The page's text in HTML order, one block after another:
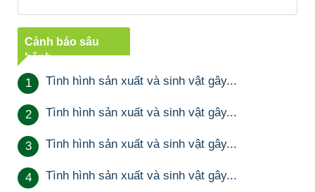
Cảnh báo sâu
bệnh
1 Tình hình sản xuất và sinh vật gây...
2 Tình hình sản xuất và sinh vật gây...
3 Tình hình sản xuất và sinh vật gây...
4 Tình hình sản xuất và sinh vật gây...